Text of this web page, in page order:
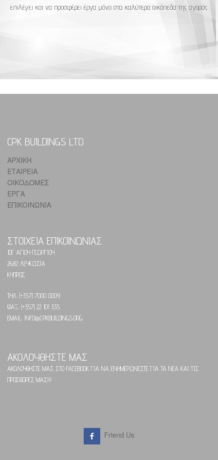
επιλέγει και να προσφέρει έργα μόνο στα καλύτερα οικόπεδα της αγοράς.
CPK BUILDINGS LTD
ΑΡΧΙΚΗ
ΕΤΑΙΡΕΙΑ
ΟΙΚΟΔΟΜΕΣ
ΕΡΓΑ
ΕΠΙΚΟΙΝΩΝΙΑ
ΣΤΟΙΧΕΙΑ ΕΠΙΚΟΙΝΩΝΙΑΣ
10Γ ΑΓΙΟΥ ΓΕΩΡΓΙΟΥ
2682 ΛΕΥΚΩΣΙΑ
ΚΥΠΡΟΣ
ΤΗΛ: (+357) 7000 0009
ΦΑΞ: (+357) 22 101 335
EMAIL: INFO@CPKBUILDINGS.ORG
ΑΚΟΛΟΥΘΗΣΤΕ ΜΑΣ
ΑΚΟΛΟΥΘΗΣΤΕ ΜΑΣ ΣΤΟ FACEBOOK ΓΙΑ ΝΑ ΕΝΗΜΕΡΩΝΕΣΤΕ ΓΙΑ ΤΑ ΝΕΑ ΚΑΙ ΤΙΣ
ΠΡΟΣΦΟΡΕΣ ΜΑΣ!!!
Friend Us